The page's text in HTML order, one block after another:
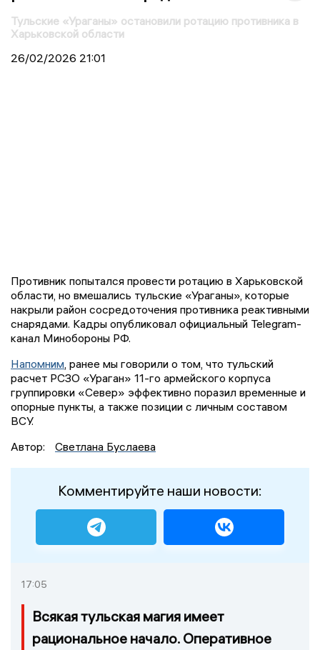
Тульские «Ураганы» остановили ротацию противника в
Харьковской области
26/02/2026 21:01
Противник попытался провести ротацию в Харьковской
области, но вмешались тульские «Ураганы», которые
накрыли район сосредоточения противника реактивными
снарядами. Кадры опубликовал официальный Telegram-
канал Минобороны РФ.
Напомним , ранее мы говорили о том, что тульский
расчет РСЗО «Ураган» 11-го армейского корпуса
группировки «Север» эффективно поразил временные и
опорные пункты, а также позиции с личным составом
ВСУ.
Автор:
Светлана Буслаева
Комментируйте наши новости:
17:05
Всякая тульская магия имеет
рациональное начало. Оперативное